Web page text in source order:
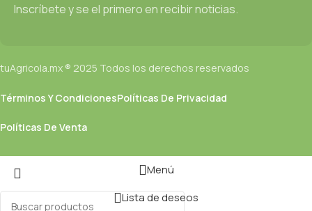
Inscríbete y se el primero en recibir noticias.
tuAgricola.mx ® 2025 Todos los derechos reservados
Términos Y CondicionesPolíticas De Privacidad
Políticas De Venta
Menú
Lista de deseos